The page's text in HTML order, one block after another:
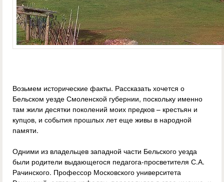
Возьмем исторические факты. Рассказать хочется о
Бельском уезде Смоленской губернии, поскольку именно
там жили десятки поколений моих предков – крестьян и
купцов, и события прошлых лет еще живы в народной
памяти.
Одними из владельцев западной части Бельского уезда
были родители выдающегося педагога-просветителя С.А.
Рачинского. Профессор Московского университета